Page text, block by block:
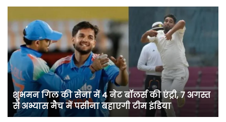
गिल
की
में
4
नेट
बॉलर्स
की
एंट्री,
7
शुभमन गिल की सेना में 4 नेट बॉलर्स की एंट्री, 7 अगस्त
से अभ्यास मैच में पसीना बहाएगी टीम इंडिया